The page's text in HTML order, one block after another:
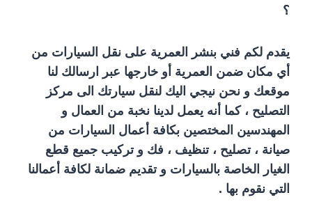
؟
يقدم لكم فني بنشر العمرية على نقل السيارات من
أي مكان ضمن العمرية أو خارجها عبر ارسالك لنا
موقعك و نحن نيجي اليك لنقل سيارتك الى مركز
التصليح ، كما أنه يعمل لدينا نخبة من العمال و
المهندسين المختصين بكافة أعمال السيارات من
صيانة ، تصليح ، تنظيف ، فك و تركيب جميع قطع
الغيار الخاصة بالسيارات و تقديم ضمانة لكافة أعمالنا
التي نقوم بها .